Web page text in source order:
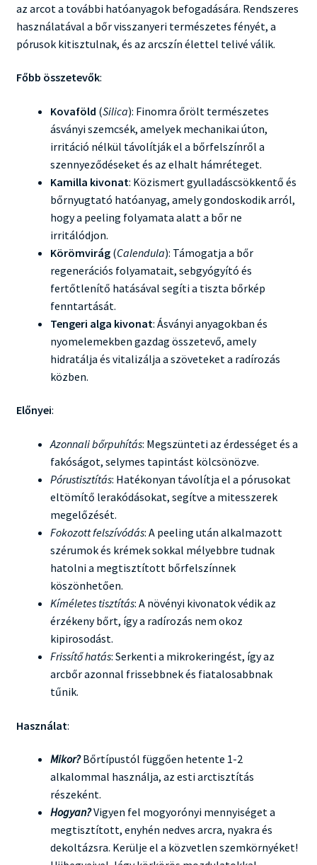
az arcot a további hatóanyagok befogadására. Rendszeres
használatával a bőr visszanyeri természetes fényét, a
pórusok kitisztulnak, és az arcszín élettel telivé válik.
Főbb összetevők:
Kovaföld (Silica): Finomra őrölt természetes
ásványi szemcsék, amelyek mechanikai úton,
irritáció nélkül távolítják el a bőrfelszínről a
szennyeződéseket és az elhalt hámréteget.
Kamilla kivonat: Közismert gyulladáscsökkentő és
bőrnyugtató hatóanyag, amely gondoskodik arról,
hogy a peeling folyamata alatt a bőr ne
irritálódjon.
Körömvirág(Calendula): Támogatja a bőr
regenerációs folyamatait, sebgyógyító és
fertőtlenítő hatásával segíti a tiszta bőrkép
fenntartását.
Tengeri alga kivonat: Ásványi anyagokban és
nyomelemekben gazdag összetevő, amely
hidratálja és vitalizálja a szöveteket a radírozás
közben.
Előnyei:
Azonnali bőrpuhítás: Megszünteti az érdességet és a
fakóságot, selymes tapintást kölcsönözve.
Pórustisztítás: Hatékonyan távolítja el a pórusokat
eltömítő lerakódásokat, segítve a mitesszerek
megelőzését.
Fokozott felszívódás: A peeling után alkalmazott
szérumok és krémek sokkal mélyebbre tudnak
hatolni a megtisztított bőrfelszínnek
köszönhetően.
Kíméletes tisztítás: A növényi kivonatok védik az
érzékeny bőrt, így a radírozás nem okoz
kipirosodást.
Frissítő hatás: Serkenti a mikrokeringést, így az
arcbőr azonnal frissebbnek és fiatalosabbnak
tűnik.
Használat:
Mikor?Bőrtípustól függően hetente 1-2
alkalommal használja, az esti arctisztítás
részeként.
Hogyan?Vigyen fel mogyorónyi mennyiséget a
megtisztított, enyhén nedves arcra, nyakra és
dekoltázsra. Kerülje el a közvetlen szemkörnyéket!